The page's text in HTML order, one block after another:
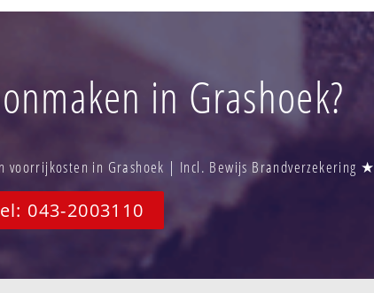
in Grashoek?
in Grashoek | Incl. Bewijs Brandverzekering ★
043-2003110